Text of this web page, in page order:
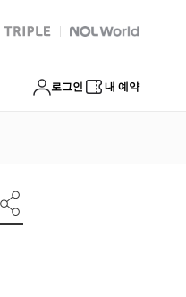
트리플 Global Interpark
로그인 내 예약